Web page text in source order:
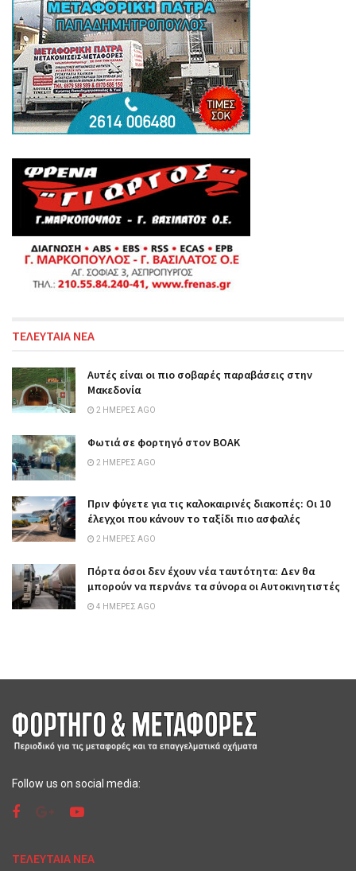
ΤΕΛΕΥΤΑΙΑ ΝΕΑ
Αυτές είναι οι πιο σοβαρές παραβάσεις στην
Μακεδονία
2 ΗΜΈΡΕΣ AGO
Φωτιά σε φορτηγό στον ΒΟΑΚ
2 ΗΜΈΡΕΣ AGO
Πριν φύγετε για τις καλοκαιρινές διακοπές: Οι 10
έλεγχοι που κάνουν το ταξίδι πιο ασφαλές
2 ΗΜΈΡΕΣ AGO
Πόρτα όσοι δεν έχουν νέα ταυτότητα: Δεν θα
μπορούν να περνάνε τα σύνορα οι Αυτοκινητιστές
4 ΗΜΈΡΕΣ AGO
Follow us on social media:
ΤΕΛΕΥΤΑΙΑ ΝΕΑ